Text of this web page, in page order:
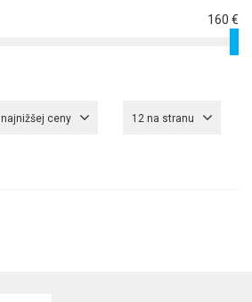
160 €
najnižšej ceny 12 na stranu